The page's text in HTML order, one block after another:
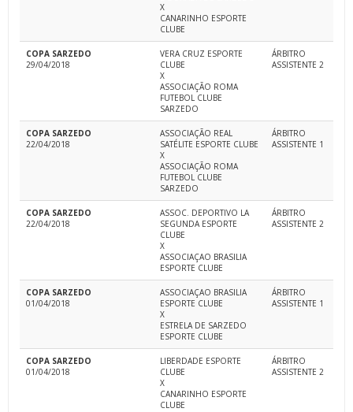
X
CANARINHO ESPORTE
CLUBE
COPA SARZEDO
29/04/2018
VERA CRUZ ESPORTE
CLUBE
X
ASSOCIAÇÃO ROMA
FUTEBOL CLUBE
SARZEDO
ÁRBITRO
ASSISTENTE 2
COPA SARZEDO
22/04/2018
ASSOCIAÇÃO REAL
SATÉLITE ESPORTE CLUBE
X
ASSOCIAÇÃO ROMA
FUTEBOL CLUBE
SARZEDO
ÁRBITRO
ASSISTENTE 1
COPA SARZEDO
22/04/2018
ASSOC. DEPORTIVO LA
SEGUNDA ESPORTE
CLUBE
X
ASSOCIAÇAO BRASILIA
ESPORTE CLUBE
ÁRBITRO
ASSISTENTE 2
COPA SARZEDO
01/04/2018
ASSOCIAÇAO BRASILIA
ESPORTE CLUBE
X
ESTRELA DE SARZEDO
ESPORTE CLUBE
ÁRBITRO
ASSISTENTE 1
COPA SARZEDO
01/04/2018
LIBERDADE ESPORTE
CLUBE
X
CANARINHO ESPORTE
CLUBE
ÁRBITRO
ASSISTENTE 2